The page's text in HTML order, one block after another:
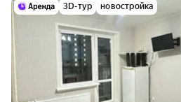
3D-тур новостройка